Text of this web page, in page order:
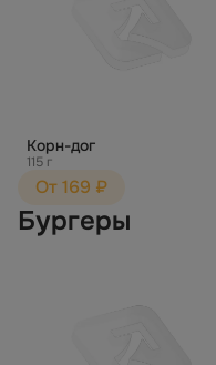
Корн-дог
115 г
От 169 ₽
Бургеры